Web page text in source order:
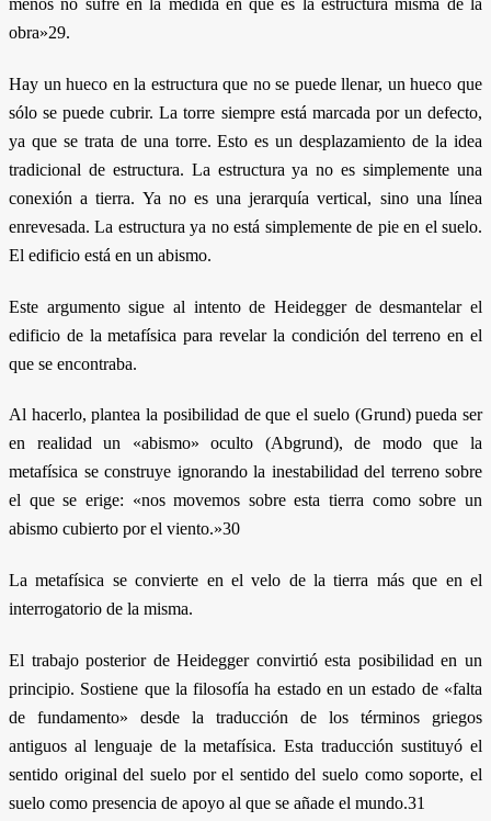
menos no sufre en la medida en que es la estructura misma de la
obra»29.
Hay un hueco en la estructura que no se puede llenar, un hueco que
sólo se puede cubrir. La torre siempre está marcada por un defecto,
ya que se trata de una torre. Esto es un desplazamiento de la idea
tradicional de estructura. La estructura ya no es simplemente una
conexión a tierra. Ya no es una jerarquía vertical, sino una línea
enrevesada. La estructura ya no está simplemente de pie en el suelo.
El edificio está en un abismo.
Este argumento sigue al intento de Heidegger de desmantelar el
edificio de la metafísica para revelar la condición del terreno en el
que se encontraba.
Al hacerlo, plantea la posibilidad de que el suelo (Grund) pueda ser
en realidad un «abismo» oculto (Abgrund), de modo que la
metafísica se construye ignorando la inestabilidad del terreno sobre
el que se erige: «nos movemos sobre esta tierra como sobre un
abismo cubierto por el viento.»30
La metafísica se convierte en el velo de la tierra más que en el
interrogatorio de la misma.
El trabajo posterior de Heidegger convirtió esta posibilidad en un
principio. Sostiene que la filosofía ha estado en un estado de «falta
de fundamento» desde la traducción de los términos griegos
antiguos al lenguaje de la metafísica. Esta traducción sustituyó el
sentido original del suelo por el sentido del suelo como soporte, el
suelo como presencia de apoyo al que se añade el mundo.31